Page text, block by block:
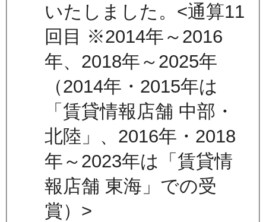
いたしました。<通算11
回目 ※2014年～2016
年、2018年～2025年
（2014年・2015年は
「賃貸情報店舗 中部・
北陸」、2016年・2018
年～2023年は「賃貸情
報店舗 東海」での受
賞）>